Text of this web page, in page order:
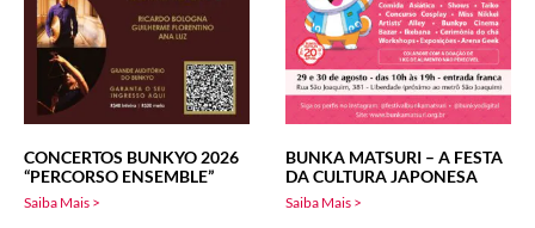
CONCERTOS BUNKYO 2026
“PERCORSO ENSEMBLE”
Saiba Mais >
BUNKA MATSURI – A FESTA
DA CULTURA JAPONESA
Saiba Mais >